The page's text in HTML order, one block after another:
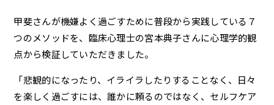
甲斐さんが機嫌よく過ごすために普段から実践している７
つのメソッドを、臨床心理士の宮本典子さんに心理学的観
点から検証していただきました。
「悲観的になったり、イライラしたりすることなく、日々
を楽しく過ごすには、誰かに頼るのではなく、セルフケア